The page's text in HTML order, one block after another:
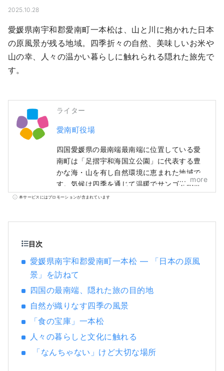
2025.10.28
愛媛県南宇和郡愛南町一本松は、山と川に抱かれた日本
の原風景が残る地域。四季折々の自然、美味しいお米や
山の幸、人々の温かい暮らしに触れられる隠れた旅先で
す。
ライター
愛南町役場
四国愛媛県の最南端最南端に位置している愛
南町は「足摺宇和海国立公園」に代表する豊
かな海・山を有し自然環境に恵まれた地域で
す。気候は四季を通じて温暖でサンゴや熱帯
魚などを見ることもできます。
more
本サービスにはプロモーションが含まれています
目次
愛媛県南宇和郡愛南町一本松 ― 「日本の原風
景」を訪ねて
四国の最南端、隠れた旅の目的地
自然が織りなす四季の風景
「食の宝庫」一本松
人々の暮らしと文化に触れる
「なんちゃない」けど大切な場所